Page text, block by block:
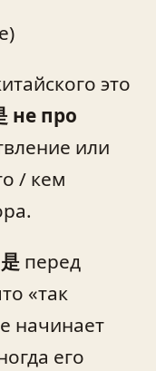
это
не про
или
/ кем
是 перед
«так
начинает
его